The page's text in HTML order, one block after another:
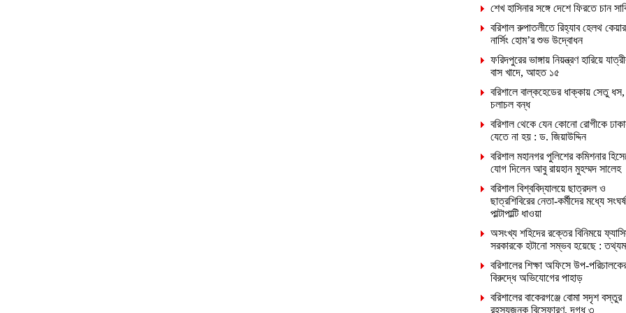
শেখ হাসিনার সঙ্গে দেশে ফিরতে চান
বরিশাল রুপাতলীতে রিহ্যাব হেলথ
নার্সিং হোম’র শুভ উদ্বোধন
ফরিদপুরের ভাঙ্গায় নিয়ন্ত্রণ হারিয়ে
বাস খাদে, আহত ১৫
বরিশালে বাল্কহেডের ধাক্কায় সেতু ধস,
চলাচল বন্ধ
বরিশাল থেকে যেন কোনো রোগীকে
যেতে না হয় : ড. জিয়াউদ্দিন
বরিশাল মহানগর পুলিশের কমিশনার
যোগ দিলেন আবু রায়হান মুহম্মদ সালেহ
বরিশাল বিশ্ববিদ্যালয়ে ছাত্রদল ও
ছাত্রশিবিরের নেতা-কর্মীদের মধ্যে
পাল্টাপাল্টি ধাওয়া
অসংখ্য শহিদের রক্তের বিনিময়ে
সরকারকে হটানো সম্ভব হয়েছে :
বরিশালের শিক্ষা অফিসে উপ-
বিরুদ্ধে অভিযোগের পাহাড়
বরিশালের বাকেরগঞ্জে বোমা সদৃশ বস্তুর
রহস্যজনক বিস্ফোরণ, দগ্ধ ৩